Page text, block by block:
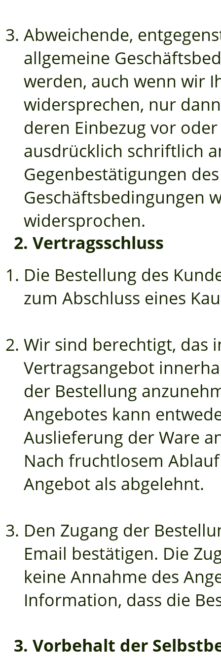
Abweichende,
allgemeine
werden, auch wenn wir
widersprechen, nur
deren Einbezug vor
ausdrücklich schriftlich
Gegenbestätigungen
Geschäftsbedingungen
widersprochen.
2. Vertragsschluss
Die Bestellung des
zum Abschluss eines
Wir sind berechtigt, das
Vertragsangebot
der Bestellung
Angebotes kann
Auslieferung der Ware
Nach fruchtlosem
Angebot als abgelehnt.
Den Zugang der
Email bestätigen. Die
keine Annahme des
Information, dass die
3. Vorbehalt der